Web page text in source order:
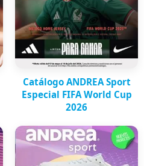
Catálogo ANDREA Sport
Especial FIFA World Cup
2026